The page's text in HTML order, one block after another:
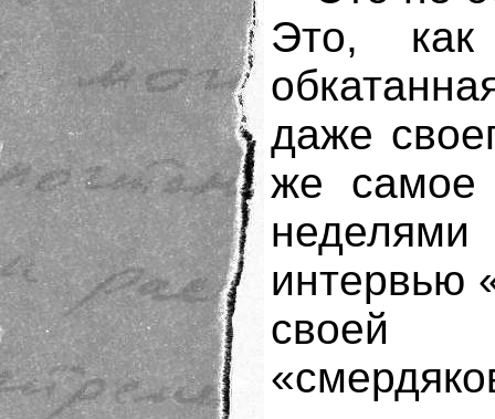
Это, как
даже
же самое
интервью